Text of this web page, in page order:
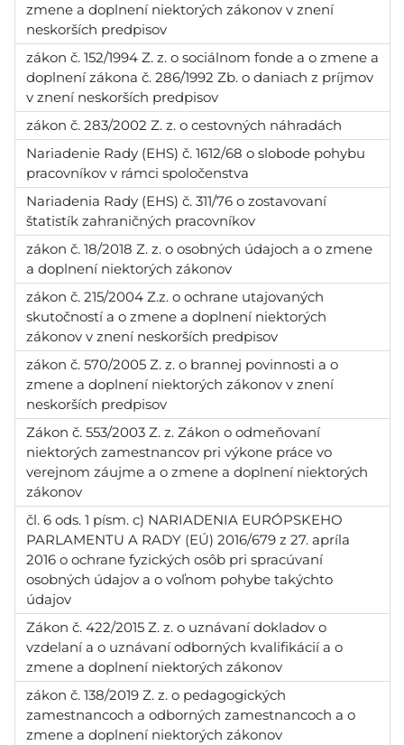
zmene a doplnení niektorých zákonov v znení
neskorších predpisov
zákon č. 152/1994 Z. z. o sociálnom fonde a o zmene a
doplnení zákona č. 286/1992 Zb. o daniach z príjmov
v znení neskorších predpisov
zákon č. 283/2002 Z. z. o cestovných náhradách
Nariadenie Rady (EHS) č. 1612/68 o slobode pohybu
pracovníkov v rámci spoločenstva
Nariadenia Rady (EHS) č. 311/76 o zostavovaní
štatistík zahraničných pracovníkov
zákon č. 18/2018 Z. z. o osobných údajoch a o zmene
a doplnení niektorých zákonov
zákon č. 215/2004 Z.z. o ochrane utajovaných
skutočností a o zmene a doplnení niektorých
zákonov v znení neskorších predpisov
zákon č. 570/2005 Z. z. o brannej povinnosti a o
zmene a doplnení niektorých zákonov v znení
neskorších predpisov
Zákon č. 553/2003 Z. z. Zákon o odmeňovaní
niektorých zamestnancov pri výkone práce vo
verejnom záujme a o zmene a doplnení niektorých
zákonov
čl. 6 ods. 1 písm. c) NARIADENIA EURÓPSKEHO
PARLAMENTU A RADY (EÚ) 2016/679 z 27. apríla
2016 o ochrane fyzických osôb pri spracúvaní
osobných údajov a o voľnom pohybe takýchto
údajov
Zákon č. 422/2015 Z. z. o uznávaní dokladov o
vzdelaní a o uznávaní odborných kvalifikácií a o
zmene a doplnení niektorých zákonov
zákon č. 138/2019 Z. z. o pedagogických
zamestnancoch a odborných zamestnancoch a o
zmene a doplnení niektorých zákonov